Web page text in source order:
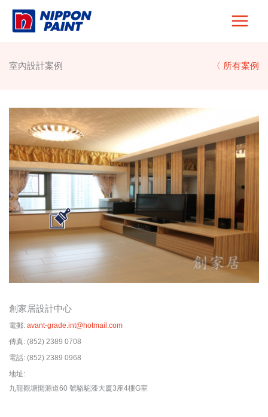
Skip
室內設計案例 〈 所有案例
創家居設計中心
電郵: avant-grade.int@hotmail.com
傳真: (852) 2389 0708
電話: (852) 2389 0968
地址:
九龍觀塘開源道60 號駱駝漆大廈3座4樓G室